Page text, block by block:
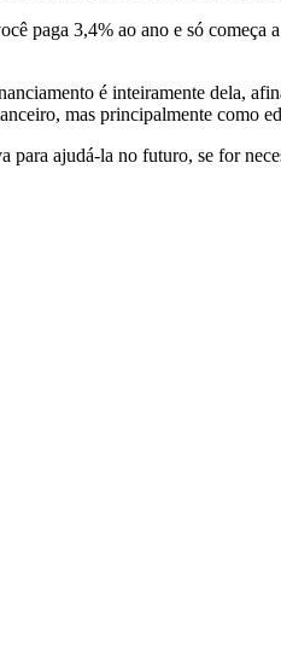
paga 3,4% ao ano e só
é inteiramente dela,
mas principalmente como
para ajudá-la no futuro, se for